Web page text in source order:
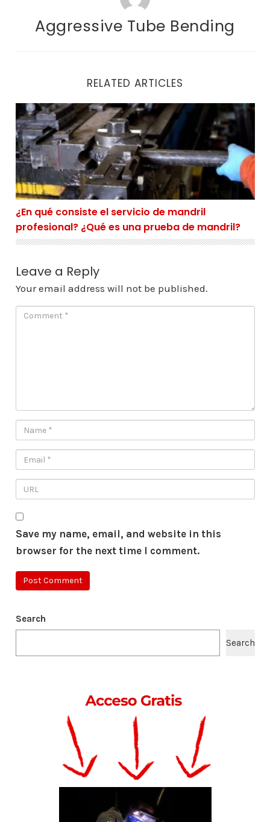
Aggressive Tube Bending
RELATED ARTICLES
¿En qué consiste el servicio de mandril profesional?
¿En qué consiste el servicio de mandril
profesional? ¿Qué es una prueba de mandril?
Leave a Reply
Your email address will not be published.
Save my name, email, and website in this
browser for the next time I comment.
Search
Search